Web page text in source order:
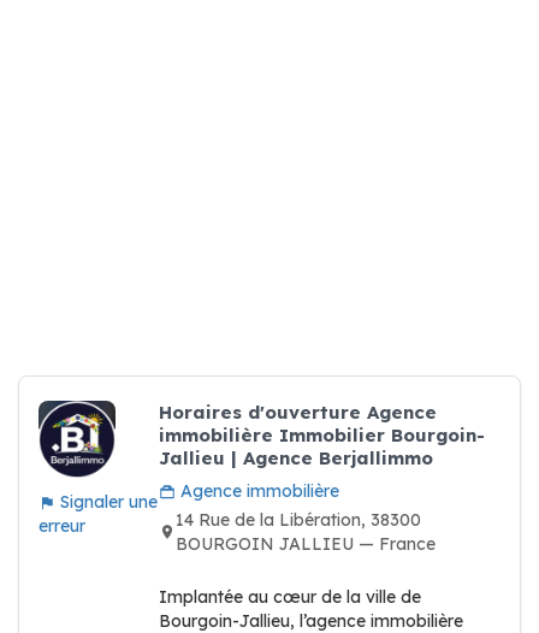
Signaler une
erreur
Horaires d'ouverture Agence
immobilière Immobilier Bourgoin-
Jallieu | Agence Berjallimmo
Agence immobilière
14 Rue de la Libération, 38300
BOURGOIN JALLIEU — France
Implantée au cœur de la ville de
Bourgoin-Jallieu, l’agence immobilière